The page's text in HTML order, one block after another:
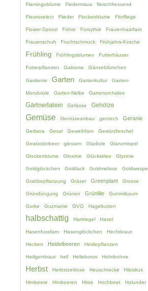
Flamingoblume Fledermaus fleischfressend
Fleuroselect Flieder Flockenblume Florfliege
Flower-Sprout Föhre Forsythie Frauenhaarfarn
Frauenschuh Fruchtschmuck Frühjahrs-Kirsche
Frühling Frühlingsblumen Futterhäuser
Futterpflanzen Gabione Gänseblümchen
Gardenie Garten Gartenkultur Garten-
Mondviole Garten-Nelke Gartenorchidee
Gärtnerlatein Gefässe Gehölze
Gemüse Gemüseanbau gentech Geranie
Gerbera Gesal Geweihfarn Gewürzfenchel
Gewürzlorbeer giessen Gladiole Glanzmispel
Glockenblume Gloxinie Glücksklee Glyzinie
Goldglöckchen Goldlack Goldmelisse Goldwespe
Grabbepflanzung Gräser Greenplant Grosse
Gründüngung Grünen Grünlilie Gummibaum
Gurke Guzmanie GVO Hagebutten
halbschattig Hartriegel Hasel
Hasenfussfarn Hasenglöckchen Hechtkraut
Hecken Heidelbeeren Heidepflanzen
Heiligenkraut hell Helleborus Helmbohne
Herbst Herbstzeitlose Heuschrecke Hibiskus
Himbeere Himbeeren Hirse Hochbeet Holunder